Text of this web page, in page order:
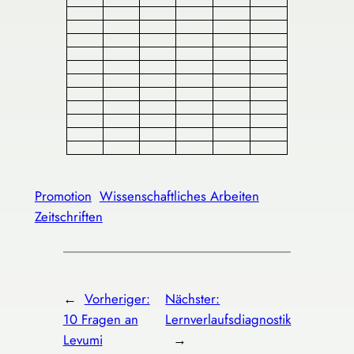
Promotion Wissenschaftliches Arbeiten
Zeitschriften
← Vorheriger:
10 Fragen an
Levumi
Nächster:
Lernverlaufsdiagnostik
→